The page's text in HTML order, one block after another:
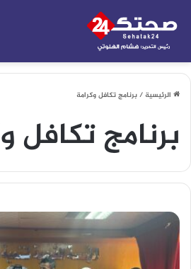
الرئيسية/برنامج تكافل وكرامة
برنامج تكافل